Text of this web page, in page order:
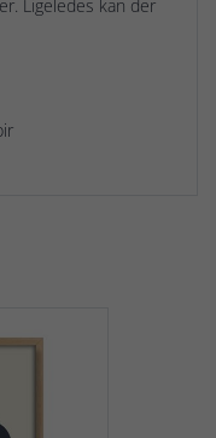
Ligeledes kan der